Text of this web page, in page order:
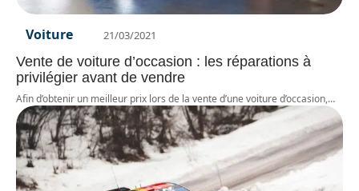
Voiture 21/03/2021
Vente de voiture d’occasion : les réparations à
privilégier avant de vendre
Afin d’obtenir un meilleur prix lors de la vente d’une voiture d’occasion,…